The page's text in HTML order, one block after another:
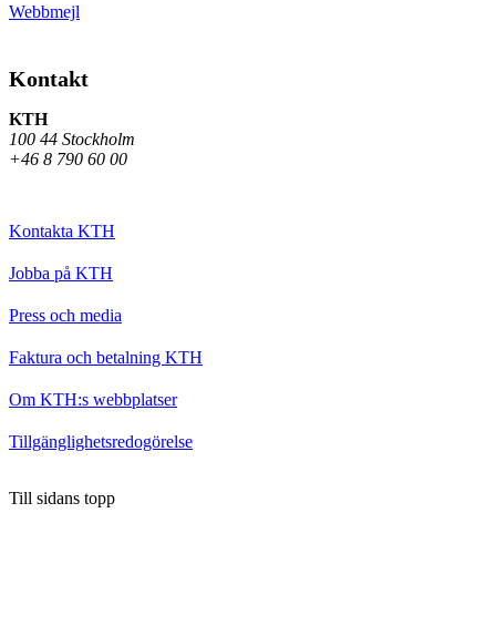
Webbmejl
Kontakt
KTH
100 44 Stockholm
+46 8 790 60 00
Kontakta KTH
Jobba på KTH
Press och media
Faktura och betalning KTH
Om KTH:s webbplatser
Tillgänglighetsredogörelse
Till sidans topp